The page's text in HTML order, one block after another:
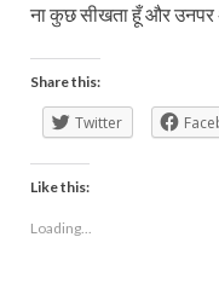
ना कुछ सीखता हूँ और
Share this:
Twitter
Like this:
Loading...